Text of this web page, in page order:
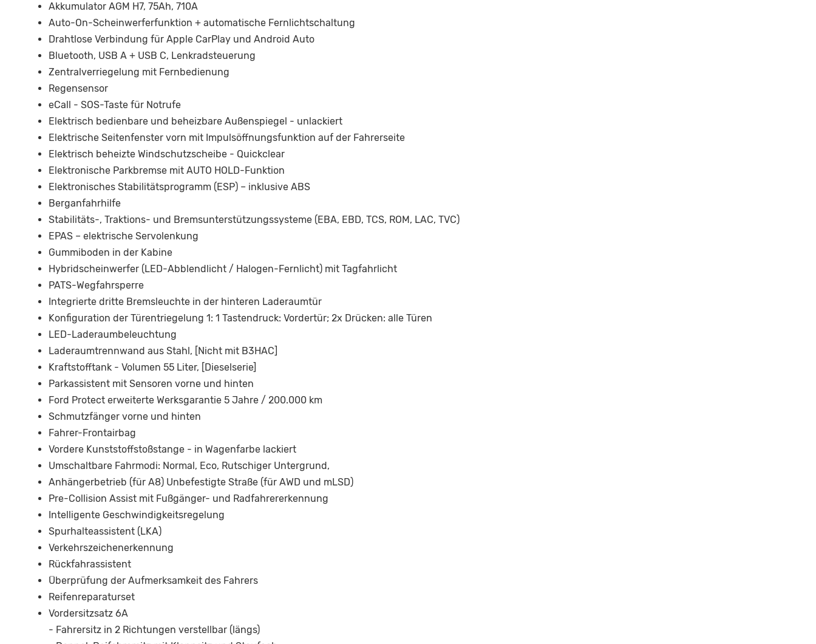
Akkumulator AGM H7, 75Ah, 710A
Auto-On-Scheinwerferfunktion + automatische Fernlichtschaltung
Drahtlose Verbindung für Apple CarPlay und Android Auto
Bluetooth, USB A + USB C, Lenkradsteuerung
Zentralverriegelung mit Fernbedienung
Regensensor
eCall - SOS-Taste für Notrufe
Elektrisch bedienbare und beheizbare Außenspiegel - unlackiert
Elektrische Seitenfenster vorn mit Impulsöffnungsfunktion auf der Fahrerseite
Elektrisch beheizte Windschutzscheibe - Quickclear
Elektronische Parkbremse mit AUTO HOLD-Funktion
Elektronisches Stabilitätsprogramm (ESP) – inklusive ABS
Berganfahrhilfe
Stabilitäts-, Traktions- und Bremsunterstützungssysteme (EBA, EBD, TCS, ROM, LAC, TVC)
EPAS – elektrische Servolenkung
Gummiboden in der Kabine
Hybridscheinwerfer (LED-Abblendlicht / Halogen-Fernlicht) mit Tagfahrlicht
PATS-Wegfahrsperre
Integrierte dritte Bremsleuchte in der hinteren Laderaumtür
Konfiguration der Türentriegelung 1: 1 Tastendruck: Vordertür; 2x Drücken: alle Türen
LED-Laderaumbeleuchtung
Laderaumtrennwand aus Stahl, [Nicht mit B3HAC]
Kraftstofftank - Volumen 55 Liter, [Dieselserie]
Parkassistent mit Sensoren vorne und hinten
Ford Protect erweiterte Werksgarantie 5 Jahre / 200.000 km
Schmutzfänger vorne und hinten
Fahrer-Frontairbag
Vordere Kunststoffstoßstange - in Wagenfarbe lackiert
Umschaltbare Fahrmodi: Normal, Eco, Rutschiger Untergrund,
Anhängerbetrieb (für A8) Unbefestigte Straße (für AWD und mLSD)
Pre-Collision Assist mit Fußgänger- und Radfahrererkennung
Intelligente Geschwindigkeitsregelung
Spurhalteassistent (LKA)
Verkehrszeichenerkennung
Rückfahrassistent
Überprüfung der Aufmerksamkeit des Fahrers
Reifenreparaturset
Vordersitzsatz 6A
- Fahrersitz in 2 Richtungen verstellbar (längs)